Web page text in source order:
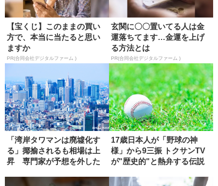
【宝くじ】このままの買い
方で、本当に当たると思い
ますか
PR(合同会社デジタルファーム )
玄関に〇〇置いてる人は金
運落ちてます…金運を上げ
る方法とは
PR(合同会社デジタルファーム )
「湾岸タワマンは廃墟化す
る」揶揄されるも相場は上
昇 専門家が予想を外した
17歳日本人が「野球の神
様」から9三振 トクサンTV
が"歴史的"と熱弁する伝説